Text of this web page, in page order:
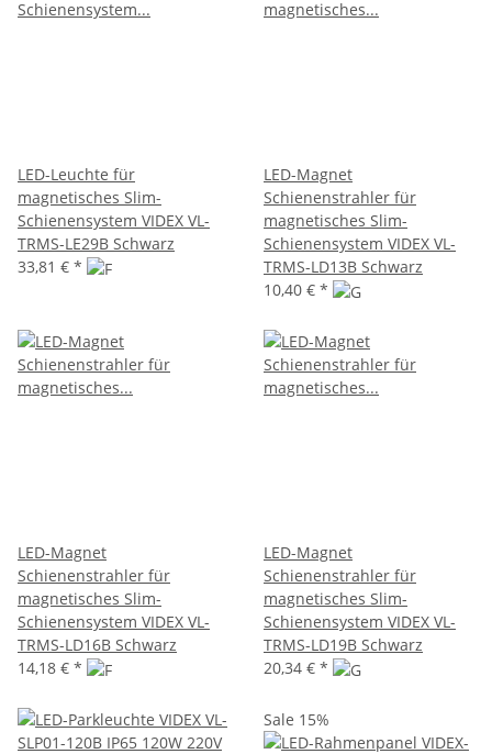
LED-Leuchte für
magnetisches Slim-
Schienensystem VIDEX VL-
TRMS-LE29B Schwarz
33,81 € *
LED-Magnet
Schienenstrahler für
magnetisches Slim-
Schienensystem VIDEX VL-
TRMS-LD13B Schwarz
10,40 € *
LED-Magnet
Schienenstrahler für
magnetisches Slim-
Schienensystem VIDEX VL-
TRMS-LD16B Schwarz
14,18 € *
LED-Magnet
Schienenstrahler für
magnetisches Slim-
Schienensystem VIDEX VL-
TRMS-LD19B Schwarz
20,34 € *
Sale 15%